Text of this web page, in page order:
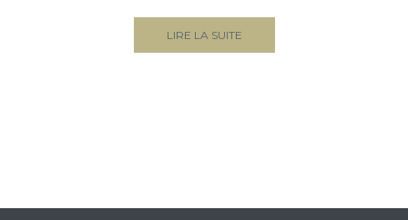
LIRE LA SUITE